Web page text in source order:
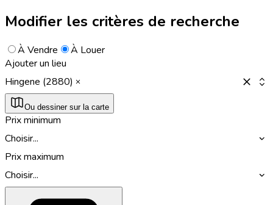
Modifier les critères de recherche
À Vendre
À Louer
Ajouter un lieu
Hingene (2880)
Ou dessiner sur la carte
Prix minimum
Choisir...
Prix maximum
Choisir...